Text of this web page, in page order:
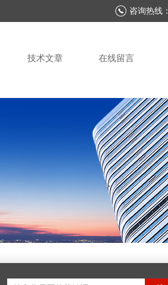
咨询热线：
技术文章 在线留言